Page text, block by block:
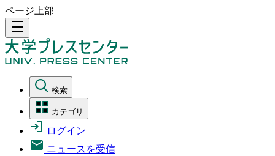
ページ上部
density_medium
検索
カテゴリ
ログイン
ニュースを受信